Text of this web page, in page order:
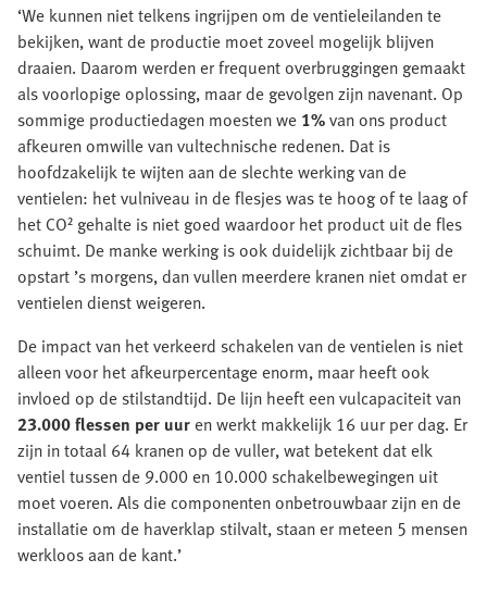
‘We kunnen niet telkens ingrijpen om de ventieleilanden te
bekijken, want de productie moet zoveel mogelijk blijven
draaien. Daarom werden er frequent overbruggingen gemaakt
als voorlopige oplossing, maar de gevolgen zijn navenant. Op
sommige productiedagen moesten we 1%van ons product
afkeuren omwille van vultechnische redenen. Dat is
hoofdzakelijk te wijten aan de slechte werking van de
ventielen: het vulniveau in de flesjes was te hoog of te laag of
het CO² gehalte is niet goed waardoor het product uit de fles
schuimt. De manke werking is ook duidelijk zichtbaar bij de
opstart ’s morgens, dan vullen meerdere kranen niet omdat er
ventielen dienst weigeren.
De impact van het verkeerd schakelen van de ventielen is niet
alleen voor het afkeurpercentage enorm, maar heeft ook
invloed op de stilstandtijd. De lijn heeft een vulcapaciteit van
23.000 flessen per uuren werkt makkelijk 16 uur per dag. Er
zijn in totaal 64 kranen op de vuller, wat betekent dat elk
ventiel tussen de 9.000 en 10.000 schakelbewegingen uit
moet voeren. Als die componenten onbetrouwbaar zijn en de
installatie om de haverklap stilvalt, staan er meteen 5 mensen
werkloos aan de kant.’